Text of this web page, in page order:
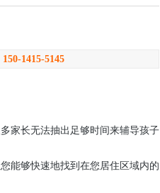
150-1415-5145
家长无法抽出足够时间来辅导孩子
能够快速地找到在您居住区域内的